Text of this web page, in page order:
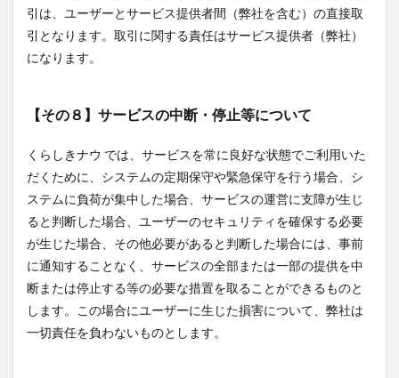
引は、ユーザーとサービス提供者間（弊社を含む）の直接取
引となります。取引に関する責任はサービス提供者（弊社）
になります。
【その８】サービスの中断・停止等について
くらしきナウ では、サービスを常に良好な状態でご利用いた
だくために、システムの定期保守や緊急保守を行う場合、シ
ステムに負荷が集中した場合、サービスの運営に支障が生じ
ると判断した場合、ユーザーのセキュリティを確保する必要
が生じた場合、その他必要があると判断した場合には、事前
に通知することなく、サービスの全部または一部の提供を中
断または停止する等の必要な措置を取ることができるものと
します。この場合にユーザーに生じた損害について、弊社は
一切責任を負わないものとします。